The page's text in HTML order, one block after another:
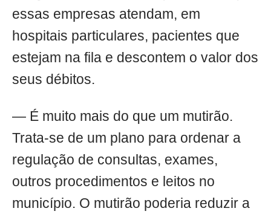
essas empresas atendam, em
hospitais particulares, pacientes que
estejam na fila e descontem o valor dos
seus débitos.
— É muito mais do que um mutirão.
Trata-se de um plano para ordenar a
regulação de consultas, exames,
outros procedimentos e leitos no
município. O mutirão poderia reduzir a